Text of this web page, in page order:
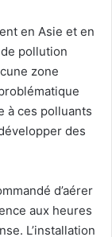
en Asie et en
pollution
zone
à ces polluants
des
d’aérer
aux heures
L’installation